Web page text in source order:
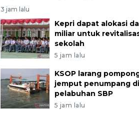
3 jam lalu
Kepri dapat alokasi
miliar untuk
sekolah
5 jam lalu
KSOP larang
jemput penumpang
pelabuhan SBP
5 jam lalu